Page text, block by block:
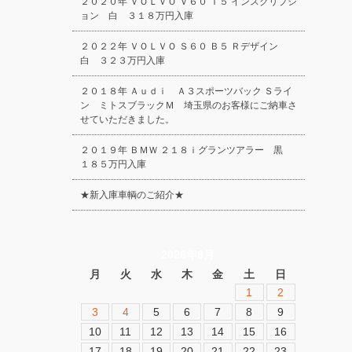
ョン 白 ３１８万円入庫
２０２２年 ＶＯＬＶＯ Ｓ６０ Ｂ５ Ｒデザイン
白 ３２３万円入庫
２０１８年 Ａｕｄｉ Ａ３スポーツバック Ｓライ
ン ミトスブラックＭ 埼玉県のお客様にご納車さ
せていただきました。
２０１９年 ＢＭＷ ２１８ｉグランツアラー 黒
１８５万円入庫
★新入庫車輌のご紹介★
月
火 水 木 金 土
日
1
2
3
4 5 6 7 8
9
10
11 12 13 14 15
16